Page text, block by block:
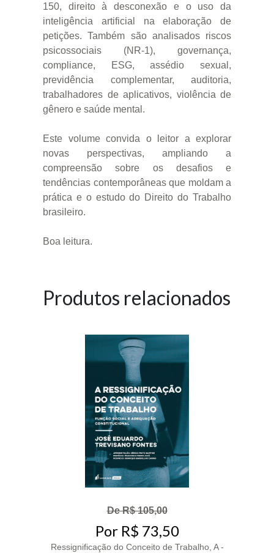
150, direito à desconexão e o uso da
inteligência artificial na elaboração de
petições. Também são analisados riscos
psicossociais (NR-1), governança,
compliance, ESG, assédio sexual,
previdência complementar, auditoria,
trabalhadores de aplicativos, violência de
gênero e saúde mental.
Este volume convida o leitor a explorar
novas perspectivas, ampliando a
compreensão sobre os desafios e
tendências contemporâneas que moldam a
prática e o estudo do Direito do Trabalho
brasileiro.
Boa leitura.
Produtos relacionados
De R$ 105,00
Por R$ 73,50
Ressignificação do Conceito de Trabalho, A -